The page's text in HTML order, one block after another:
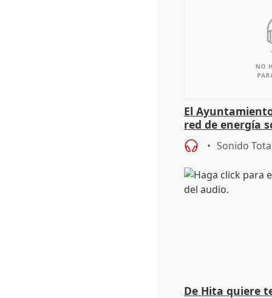
El
red de energía
autoconsumo
Sonido
De Hita quiere